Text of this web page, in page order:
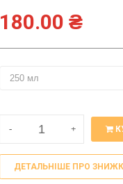
180.00 ₴
- +
ДЕТАЛЬНІШЕ ПРО